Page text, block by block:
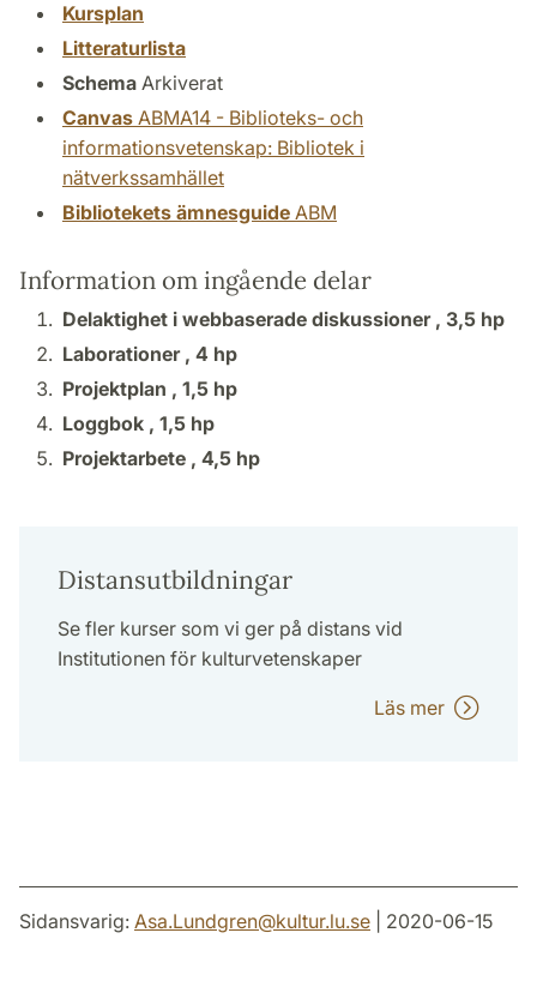
Kursplan
Litteraturlista
Schema Arkiverat
Canvas ABMA14 - Biblioteks- och
informationsvetenskap: Bibliotek i
nätverkssamhället
Bibliotekets ämnesguide ABM
Information om ingående delar
Delaktighet i webbaserade diskussioner , 3,5 hp
Laborationer , 4 hp
Projektplan , 1,5 hp
Loggbok , 1,5 hp
Projektarbete , 4,5 hp
Distansutbildningar
Se fler kurser som vi ger på distans vid
Institutionen för kulturvetenskaper
Läs mer
Sidansvarig: Asa.Lundgren@kultur.lu.se | 2020-06-15